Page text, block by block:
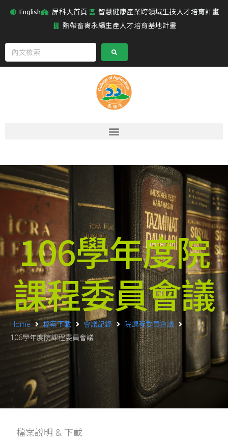
English 屏科大首頁
智慧健康產業跨領域生技人才培育計畫
熱帶畜禽永續生產人才培育基地計畫
106學年度院
課程委員會議
Home 檔案下載 會議記錄
院課程委員會議
106學年度院課程委員會議
檔案說明 & 下載